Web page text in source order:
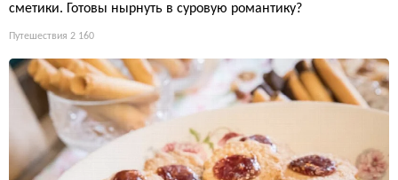
сметики. Готовы нырнуть в суровую романтику?
Путешествия 2 160